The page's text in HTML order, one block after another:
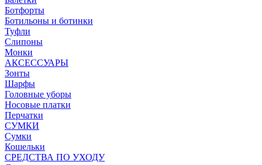
Ботфорты
Ботильоны и ботинки
Туфли
Слипоны
Монки
АКСЕССУАРЫ
Зонты
Шарфы
Головные уборы
Носовые платки
Перчатки
СУМКИ
Сумки
Кошельки
CРЕДСТВА ПО УХОДУ